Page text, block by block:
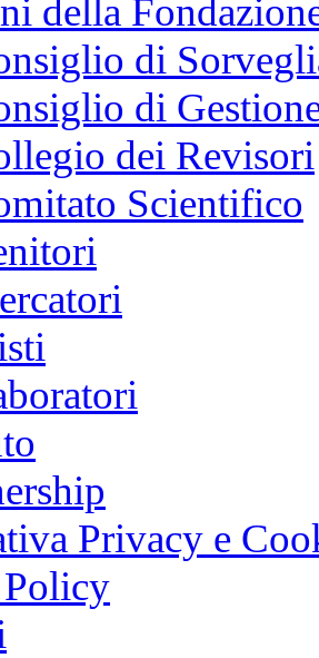
della
di
di
dei Revisori
Scientifico
Privacy e